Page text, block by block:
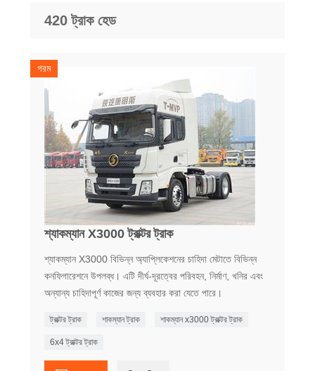
420 ট্রাক হেড
গরম
শ্যাকম্যান X3000 ট্রাক্টর ট্রাক
শ্যাকম্যান X3000 বিভিন্ন অ্যাপ্লিকেশনের চাহিদা মেটাতে বিভিন্ন
কনফিগারেশনে উপলব্ধ। এটি দীর্ঘ-দূরত্বের পরিবহন, নির্মাণ, খনির এবং
অন্যান্য চাহিদাপূর্ণ কাজের জন্য ব্যবহার করা যেতে পারে।
ট্রাক্টর ট্রাক শাকম্যান ট্রাক শাকম্যান x3000 ট্রাক্টর ট্রাক
6x4 ট্রাক্টর ট্রাক